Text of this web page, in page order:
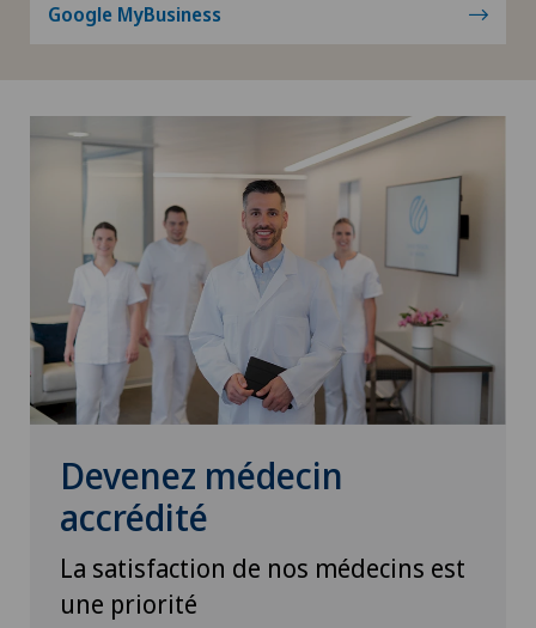
Google MyBusiness
Devenez médecin
accrédité
La satisfaction de nos médecins est
une priorité